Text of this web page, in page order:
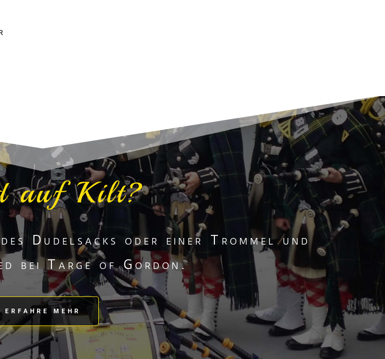
auf Kilt?
Dudelsacks oder einer Trommel und
bei Targe of Gordon.
ERFAHRE MEHR